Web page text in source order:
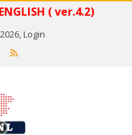
ENGLISH ( ver.4.2)
Login